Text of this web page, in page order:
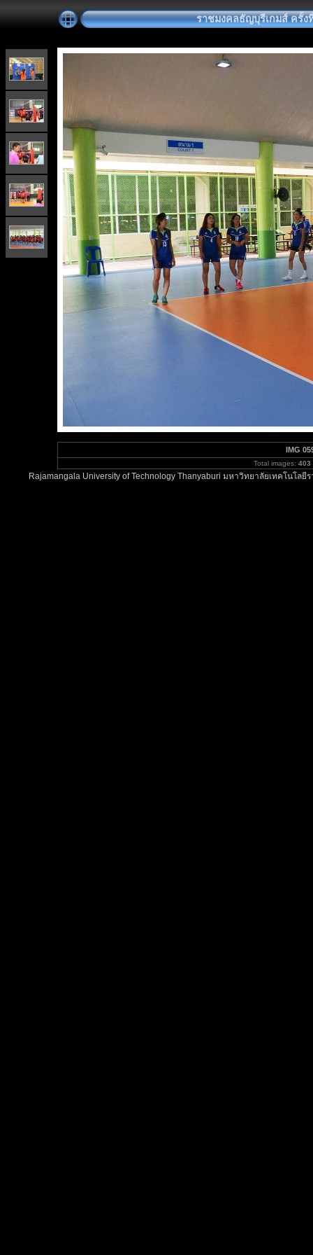
ราชมงคลธัญบุรีเกมส์ ครั้ง
IMG
Total images: 403
Rajamangala University of Technology Thanyaburi มหาวิทยาลัยเทคโนโ